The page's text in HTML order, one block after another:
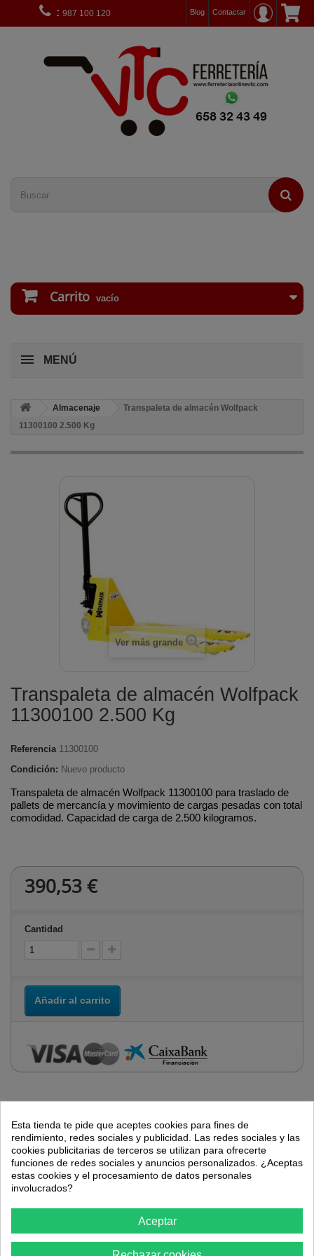
Contactar
: 987 100 120 Blog
Carrito vacío
MENÚ
Almacenaje
Transpaleta de almacén Wolfpack
11300100 2.500 Kg
Ver más grande
Transpaleta de almacén Wolfpack
11300100 2.500 Kg
Referencia 11300100
Condición: Nuevo producto
Transpaleta de almacén Wolfpack 11300100 para traslado de
pallets de mercancía y movimiento de cargas pesadas con total
comodidad. Capacidad de carga de 2.500 kilogramos.
390,53 €
Cantidad
Añadir al carrito
Más
En Ferretería VTC ofrecemos a nuestros clientes la opción de
pago mediantefinanciacióna través deLa Caixa, disponible
en todas aquellas compras que tengan un importe superior a
opciones de financiación una vez acceda a su carrito y
seleccione la opción de pago mediante financiación.
Esta tienda te pide que aceptes cookies para fines de
rendimiento, redes sociales y publicidad. Las redes sociales y las
cookies publicitarias de terceros se utilizan para ofrecerte
funciones de redes sociales y anuncios personalizados. ¿Aceptas
estas cookies y el procesamiento de datos personales
involucrados?
Aceptar